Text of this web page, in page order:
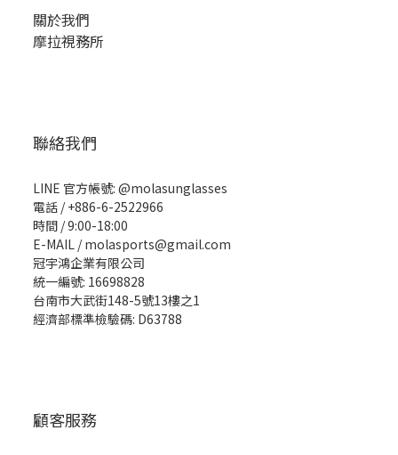
關於我們
摩拉視務所
聯絡我們
LINE 官方帳號: @molasunglasses
電話 / +886-6-2522966
時間 / 9:00-18:00
E-MAIL / molasports@gmail.com
冠宇鴻企業有限公司
統一編號: 16698828
台南市大武街148-5號13樓之1
經濟部標準檢驗碼: D63788
顧客服務